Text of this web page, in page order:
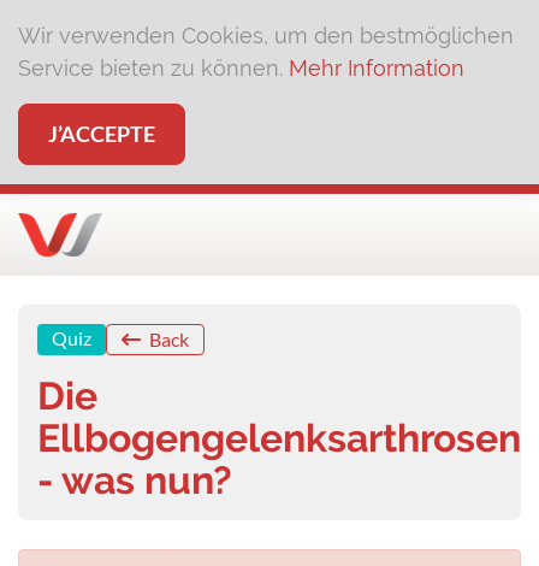
Wir verwenden Cookies, um den bestmöglichen
Service bieten zu können. Mehr Information
J’ACCEPTE
Quiz Back
Die
Ellbogengelenksarthrosen
- was nun?